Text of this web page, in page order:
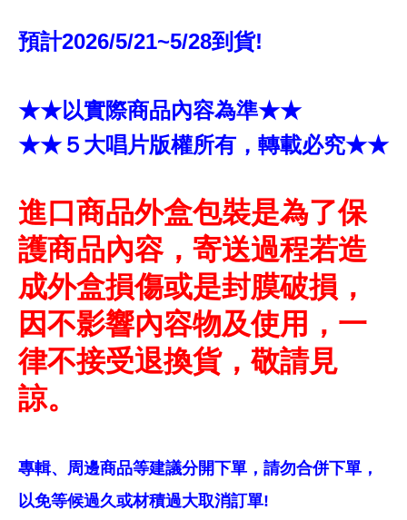
預計2026/5/21~5/28到貨!
★★以實際商品內容為準★★
★★５大唱片版權所有，轉載必究★★
進口商品外盒包裝是為了保
護商品內容，寄送過程若造
成外盒損傷或是封膜破損，
因不影響內容物及使用，一
律不接受退換貨，敬請見
諒。
專輯、周邊商品等建議分開下單，請勿合併下單，
以免等候過久或材積過大取消訂單!